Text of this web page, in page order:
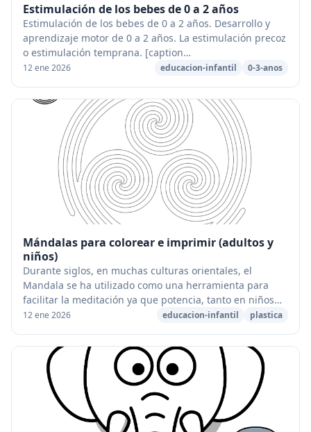
Estimulación de los bebes de 0 a 2 años
Estimulación de los bebes de 0 a 2 años. Desarrollo y
aprendizaje motor de 0 a 2 años. La estimulación precoz
o estimulación temprana. [caption
id="attachment_73403" align="aligncenter" width="680"]
12 ene 2026 educacion-infantil 0-3-anos
Mándalas para colorear e imprimir (adultos y
niños)
Durante siglos, en muchas culturas orientales, el
Mandala se ha utilizado como una herramienta para
facilitar la meditación ya que potencia, tanto en niños
como en adultos, la capacidad de concentraci...
12 ene 2026 educacion-infantil plastica